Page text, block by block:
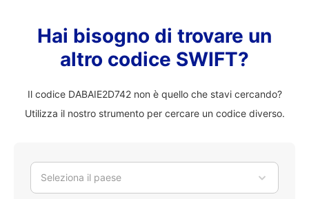
Hai bisogno di trovare un
altro codice SWIFT?
Il codice DABAIE2D742 non è quello che stavi cercando?
Utilizza il nostro strumento per cercare un codice diverso.
Seleziona il paese